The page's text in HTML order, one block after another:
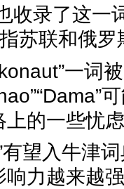
收录了这一
指苏联和
一词
络上的一
有望入牛津
响力越来越